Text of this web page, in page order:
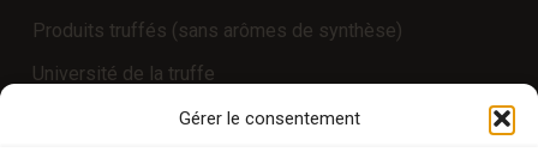
Gérer le consentement
Produits truffés (sans arômes de synthèse)
Université de la truffe